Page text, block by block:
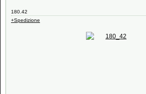
180.42
+Spedizione